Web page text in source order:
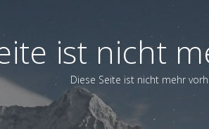
ist nicht
Diese Seite ist nicht mehr